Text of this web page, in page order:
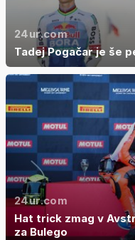
24ur.com
Tadej Pogačar je še
24ur.com
Hat trick zmag v
za Bulego